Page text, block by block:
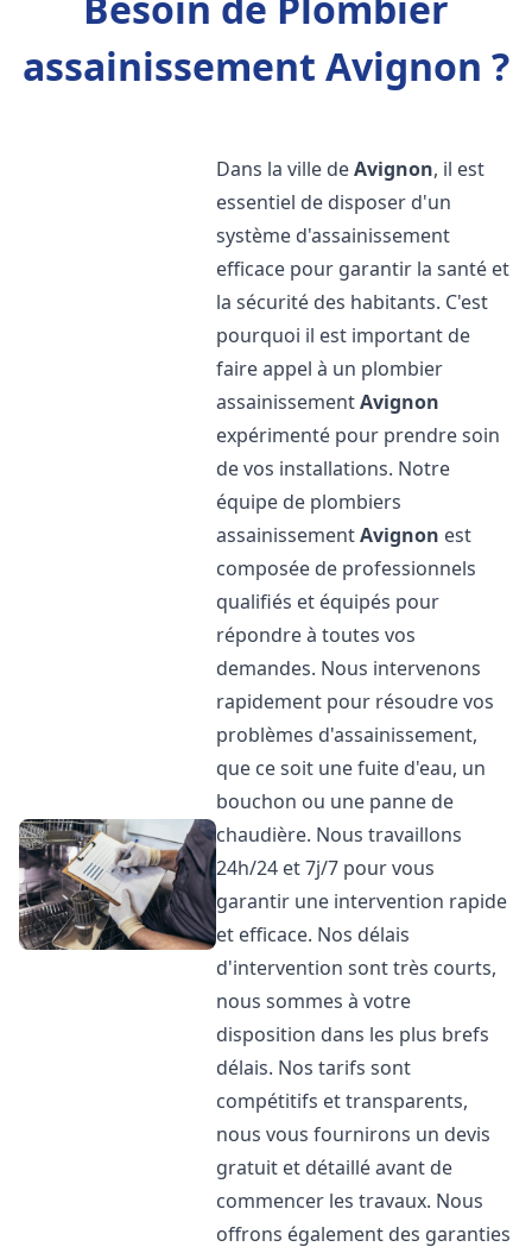
assainissement Avignon ?
Dans la ville deAvignon, il est
essentiel de disposer d'un
système d'assainissement
efficace pour garantir la santé et
la sécurité des habitants. C'est
pourquoi il est important de
faire appel à un plombier
assainissementAvignon
expérimenté pour prendre soin
de vos installations. Notre
équipe de plombiers
assainissementAvignon est
composée de professionnels
qualifiés et équipés pour
répondre à toutes vos
demandes. Nous intervenons
rapidement pour résoudre vos
problèmes d'assainissement,
que ce soit une fuite d'eau, un
bouchon ou une panne de
chaudière. Nous travaillons
24h/24 et 7j/7 pour vous
garantir une intervention rapide
et efficace. Nos délais
d'intervention sont très courts,
nous sommes à votre
disposition dans les plus brefs
délais. Nos tarifs sont
compétitifs et transparents,
nous vous fournirons un devis
gratuit et détaillé avant de
commencer les travaux. Nous
offrons également des garanties